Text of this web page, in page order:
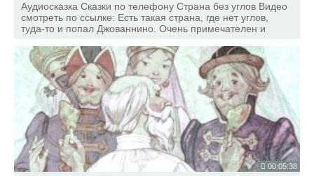
Аудиосказка Сказки по телефону Страна без углов Видео
смотреть по ссылке: Есть такая страна, где нет углов,
туда-то и попал Джованнино. Очень примечателен и
Читает Юлия Хлюбцева
00:05:38